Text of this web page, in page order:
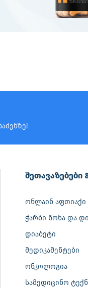
შეთავაზებები
ონლაინ აფთიაქი
ჭარბი წონა და
დიაბეტი
მედიკამენტები
ონკოლოგია
სამედიცინო